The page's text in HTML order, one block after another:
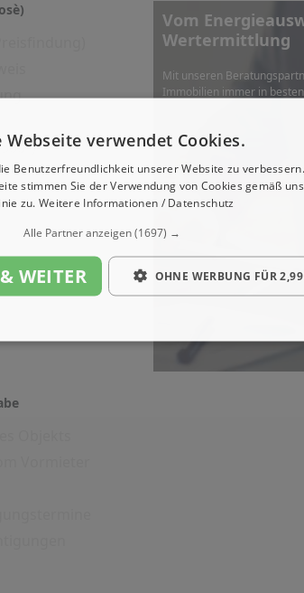
Vom
Wertermittlung
Mit unseren
Immobilien immer in
Webseite verwendet Cookies.
Benutzerfreundlichkeit unserer Website zu
stimmen Sie der Verwendung von Cookies gemäß
zu. Weitere Informationen / Datenschutz
Alle Partner anzeigen(1697) →
WEITER OHNE WERBUNG FÜR